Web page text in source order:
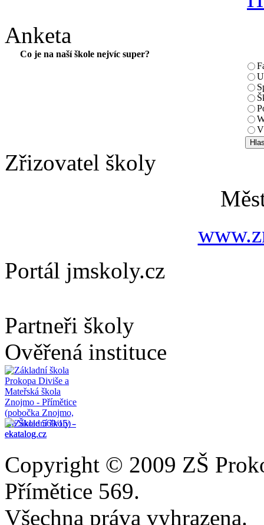
Anketa
Co je na naší škole nejvíc super?
Zřizovatel školy
Portál jmskoly.cz
Partneři školy
Ověřená instituce
Copyright © 2009 ZŠ
Přímětice 569.
Všechna práva vyhrazena.